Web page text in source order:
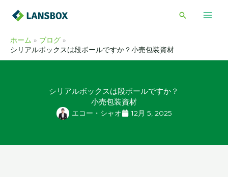
検
ホーム
ブログ
シリアルボックスは段ボールですか？小売包装資材
シリアルボックスは段ボールですか？
小売包装資材
エコー・シャオ 12月 5, 2025